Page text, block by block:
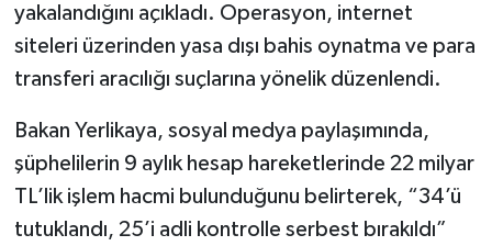
yakalandığını açıkladı. Operasyon, internet
siteleri üzerinden yasa dışı bahis oynatma ve para
transferi aracılığı suçlarına yönelik düzenlendi.
Bakan Yerlikaya, sosyal medya paylaşımında,
şüphelilerin 9 aylık hesap hareketlerinde 22 milyar
TL’lik işlem hacmi bulunduğunu belirterek, “34’ü
tutuklandı, 25’i adli kontrolle serbest bırakıldı”